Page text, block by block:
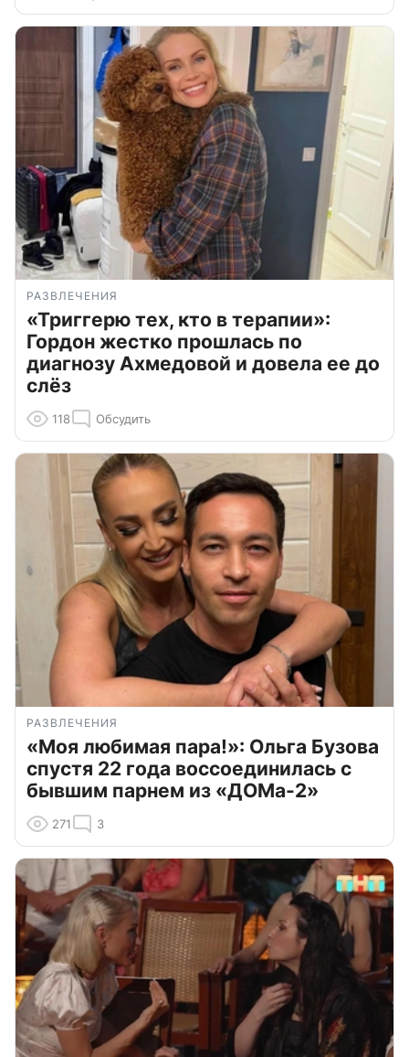
РАЗВЛЕЧЕНИЯ
«Триггерю тех, кто в терапии»:
Гордон жестко прошлась по
диагнозу Ахмедовой и довела ее до
слёз
118 Обсудить
РАЗВЛЕЧЕНИЯ
«Моя любимая пара!»: Ольга Бузова
спустя 22 года воссоединилась с
бывшим парнем из «ДОМа-2»
271 3